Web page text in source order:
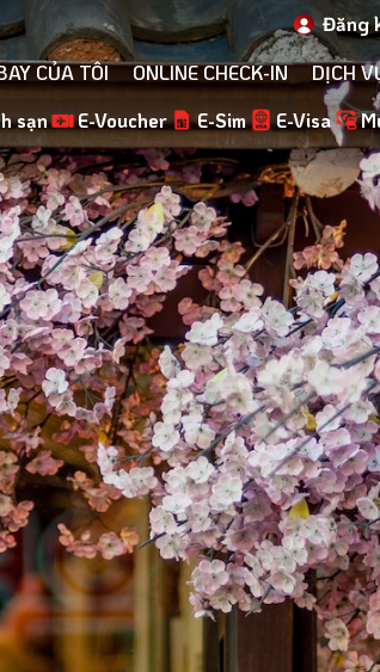
Đăng
CỦA TÔI
ONLINE CHECK-IN DỊCH
sạn E-Voucher E-Sim E-Visa